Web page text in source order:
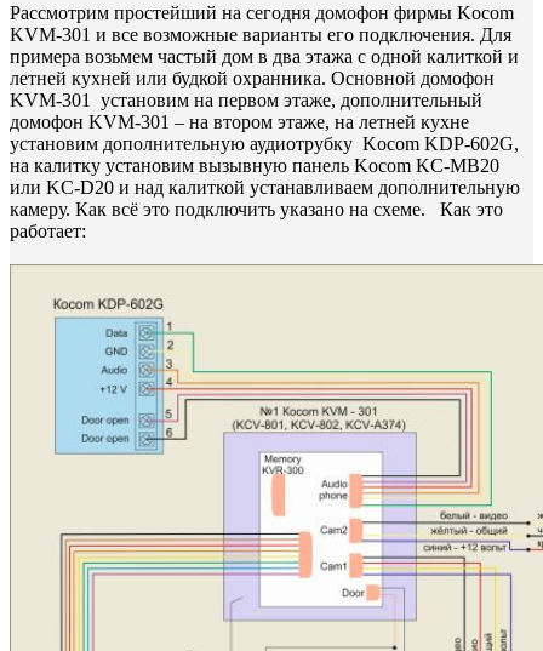
Рассмотрим простейший на сегодня домофон фирмы Kocom
KVM-301 и все возможные варианты его подключения. Для
примера возьмем частый дом в два этажа с одной калиткой и
летней кухней или будкой охранника. Основной домофон
KVM-301 установим на первом этаже, дополнительный
домофон KVM-301 – на втором этаже, на летней кухне
установим дополнительную аудиотрубку Kocom KDP-602G,
на калитку установим вызывную панель Kocom KC-MB20
или KC-D20 и над калиткой устанавливаем дополнительную
камеру. Как всё это подключить указано на схеме. Как это
работает: